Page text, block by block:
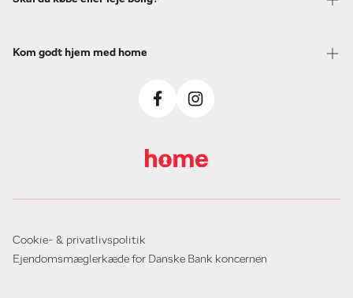
Kom godt hjem med home
Cookie- & privatlivspolitik
Ejendomsmæglerkæde for Danske Bank koncernen